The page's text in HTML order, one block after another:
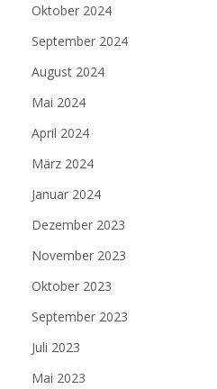
Oktober 2024
September 2024
August 2024
Mai 2024
April 2024
März 2024
Januar 2024
Dezember 2023
November 2023
Oktober 2023
September 2023
Juli 2023
Mai 2023